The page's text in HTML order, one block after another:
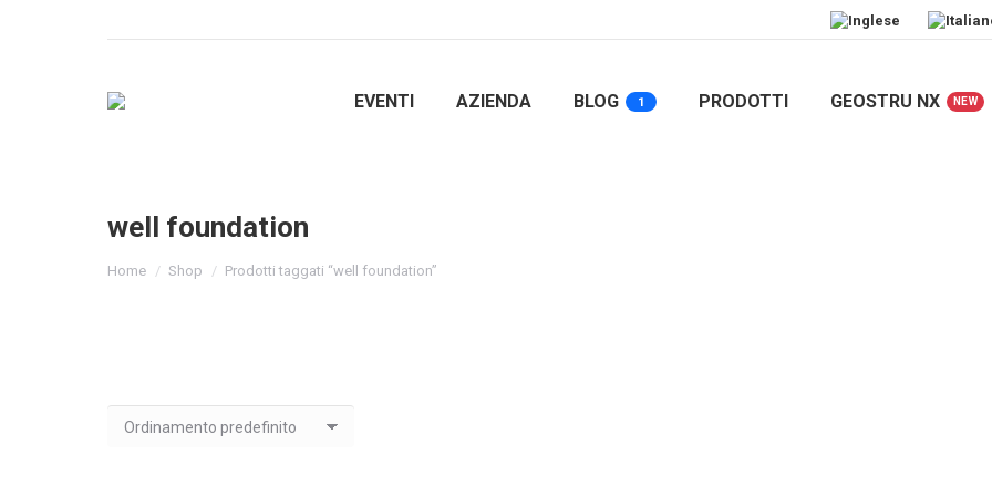
EVENTI AZIENDA BLOG 1 PRODOTTI GEOSTRU NX NEW
well foundation
You are here:
Home Shop Prodotti taggati “well foundation”